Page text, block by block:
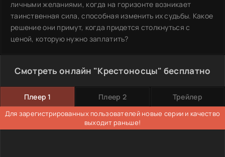
личными желаниями, когда на горизонте возникает
таинственная сила, способная изменить их судьбы. Какое
решение они примут, когда придется столкнуться с
ценой, которую нужно заплатить?
Смотреть онлайн "Крестоносцы" бесплатно
Плеер 1 Плеер 2 Трейлер
Для зарегистрированных пользователей новые серии и качество
выходит раньше!